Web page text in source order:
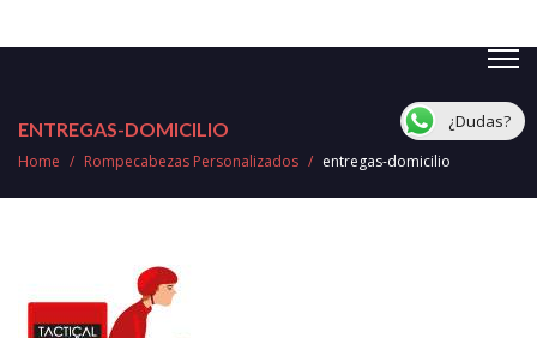
ENTREGAS-DOMICILIO
Home / Rompecabezas Personalizados / entregas-domicilio
¿Dudas?